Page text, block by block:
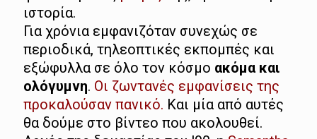
ιστορία.
Για χρόνια εμφανιζόταν συνεχώς σε
περιοδικά, τηλεοπτικές εκπομπές και
εξώφυλλα σε όλο τον κόσμο ακόμα και
ολόγυμνη. Οι ζωντανές εμφανίσεις της
προκαλούσαν πανικό. Και μία από αυτές
θα δούμε στο βίντεο που ακολουθεί.